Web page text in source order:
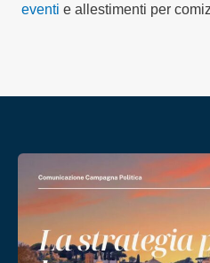
eventi e allestimenti per